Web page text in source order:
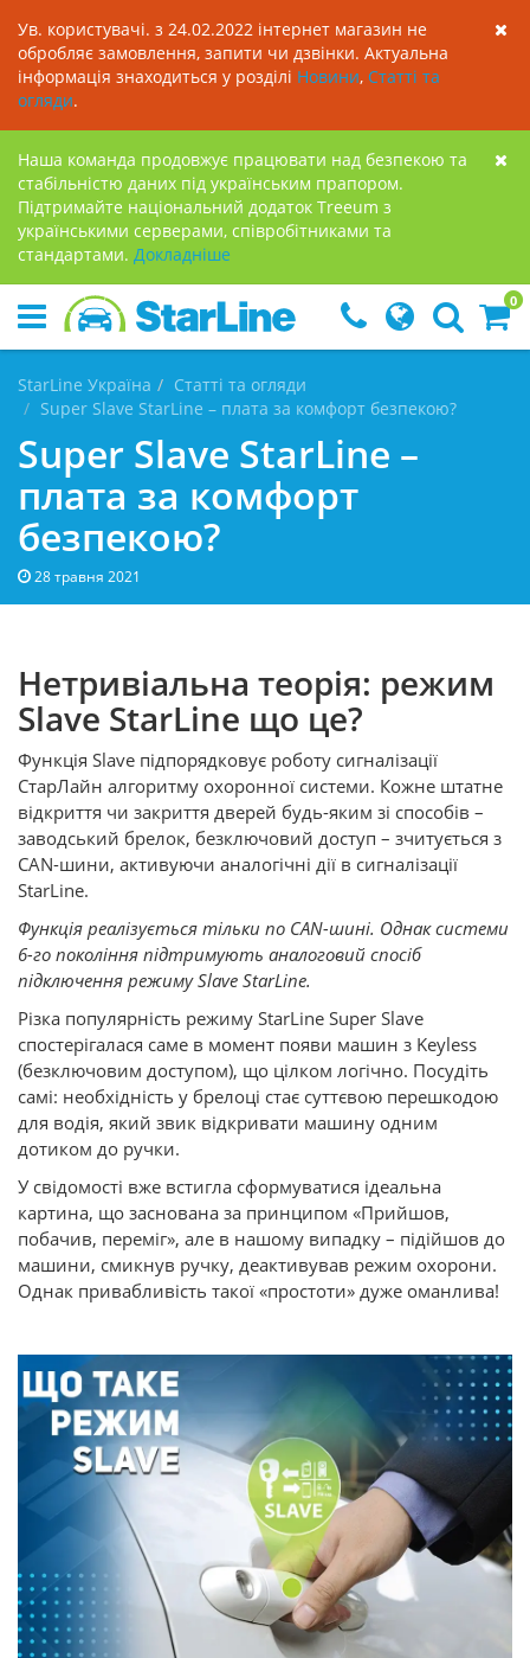
Ув. користувачі. з 24.02.2022 інтернет магазин не
обробляє замовлення, запити чи дзвінки. Актуальна
інформація знаходиться у розділі Новини, Статті та
огляди.
Наша команда продовжує працювати над безпекою та
стабільністю даних під українським прапором.
Підтримайте національний додаток Treeum з
українськими серверами, співробітниками та
стандартами. Докладнiше
0
StarLine Україна
Статті та огляди
Super Slave StarLine – плата за комфорт безпекою?
Super Slave StarLine –
плата за комфорт
безпекою?
28 травня 2021
Нетривіальна теорія: режим
Slave StarLine що це?
Функція Slave підпорядковує роботу сигналізації
СтарЛайн алгоритму охоронної системи. Кожне штатне
відкриття чи закриття дверей будь-яким зі способів –
заводський брелок, безключовий доступ – зчитується з
CAN-шини, активуючи аналогічні дії в сигналізації
StarLine.
Функція реалізується тільки по CAN-шині. Однак системи
6-го покоління підтримують аналоговий спосіб
підключення режиму Slave StarLine.
Різка популярність режиму StarLine Super Slave
спостерігалася саме в момент появи машин з Keyless
(безключовим доступом), що цілком логічно. Посудіть
самі: необхідність у брелоці стає суттєвою перешкодою
для водія, який звик відкривати машину одним
дотиком до ручки.
У свідомості вже встигла сформуватися ідеальна
картина, що заснована за принципом «Прийшов,
побачив, переміг», але в нашому випадку – підійшов до
машини, смикнув ручку, деактивував режим охорони.
Однак привабливість такої «простоти» дуже оманлива!